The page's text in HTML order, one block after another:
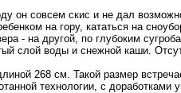
он совсем скис и не дал
на гору, кататься на
- на другой, по глубоким
слой воды и снежной каши.
268 см. Такой размер
технологии, с